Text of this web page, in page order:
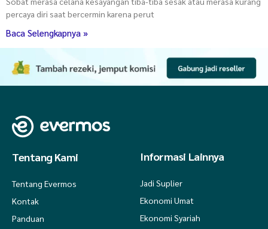
percaya diri saat bercermin karena perut
Baca Selengkapnya »
Tentang Kami
Tentang Evermos
Kontak
Panduan
Informasi Lainnya
Jadi Suplier
Ekonomi Umat
Ekonomi Syariah